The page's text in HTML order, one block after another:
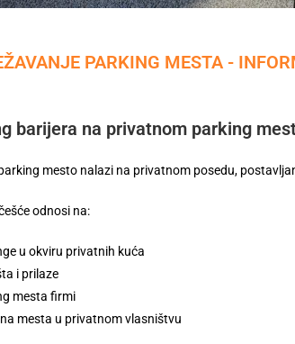
PARKING MESTA -
barijera na privatnom parking
mesto nalazi na privatnom posedu,
odnosi na:
u okviru privatnih kuća
i prilaze
mesta firmi
mesta u privatnom vlasništvu